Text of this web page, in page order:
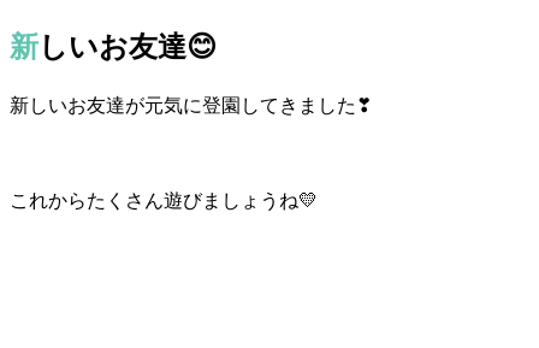
新しいお友達😊
新しいお友達が元気に登園してきました❣
これからたくさん遊びましょうね💛